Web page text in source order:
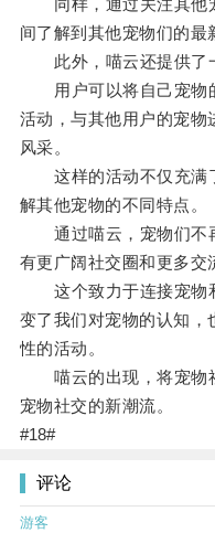
同样，通过关注其他
间了解到其他宠物们的最
此外，喵云还提供了一
用户可以将自己宠物
活动，与其他用户的宠物
风采。
这样的活动不仅充满
解其他宠物的不同特点。
通过喵云，宠物们不
有更广阔社交圈和更多交
这个致力于连接宠物
变了我们对宠物的认知，
性的活动。
喵云的出现，将宠物
宠物社交的新潮流。
#18#
评论
游客